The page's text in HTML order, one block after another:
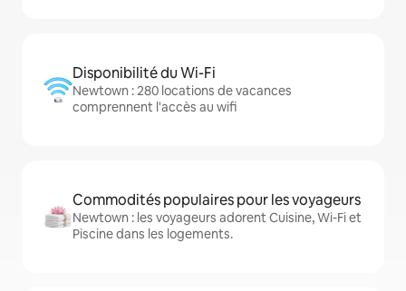
Disponibilité du Wi-Fi
Newtown : 280 locations de vacances
comprennent l'accès au wifi
Commodités populaires pour les voyageurs
Newtown : les voyageurs adorent Cuisine, Wi-Fi et
Piscine dans les logements.